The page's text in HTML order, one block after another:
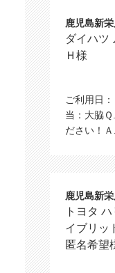
鹿児島新
ダイハツ
Ｈ様
ご利用日
当：大脇
ださい！
鹿児島新
トヨタ
イブリッ
匿名希望